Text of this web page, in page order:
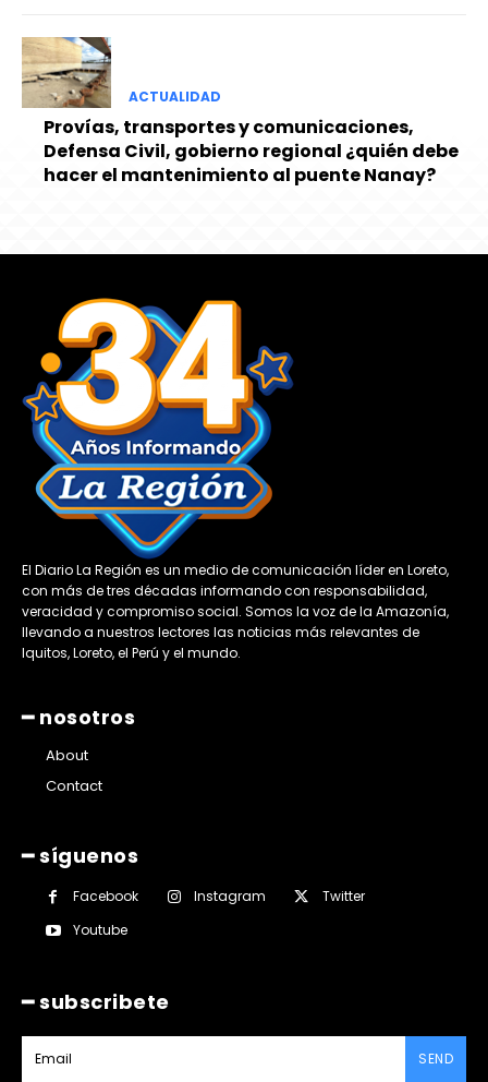
ACTUALIDAD
Provías, transportes y comunicaciones,
Defensa Civil, gobierno regional ¿quién debe
hacer el mantenimiento al puente Nanay?
El Diario La Región es un medio de comunicación líder en Loreto,
con más de tres décadas informando con responsabilidad,
veracidad y compromiso social. Somos la voz de la Amazonía,
llevando a nuestros lectores las noticias más relevantes de
Iquitos, Loreto, el Perú y el mundo.
━ nosotros
About
Contact
━ síguenos
Facebook Instagram
Twitter
Youtube
━ subscribete
SEND